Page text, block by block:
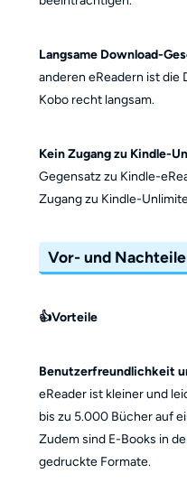
Langsame Download-
anderen eReadern ist
Kobo recht langsam.
Kein Zugang zu Kindle-
Gegensatz zu Kindle-
Zugang zu Kindle-
Vor- und
👍Vorteile
Benutzerfreundlichkeit
eReader ist kleiner und
bis zu 5.000 Bücher auf
Zudem sind E-Books in
gedruckte Formate.